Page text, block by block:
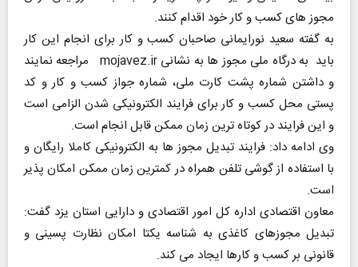
مجوز های کسب و کار خود اقدام کنند.
به گفته سعید نورایمانی صاحبان کسب و کار برای انجام این کار
باید به درگاه ملی مجوز ها به نشانی mojavez.ir مراجعه نمایند
و داشتن شماره پشت کارت ملی، شماره جواز کسب و کار و کد
پستی محل کسب و کار برای فرایند الکترونیکی شدن الزامی است
و این فرایند در کوتاه ترین زمان ممکن قابل انجام است.
وی ادامه داد: فرایند تبدیل مجوز ها به الکترونیکی کاملا رایگان و
با استفاده از گوشی تلفن همراه در کمترین زمان ممکن امکان پذیر
است.
معاون اقتصادی اداره کل امور اقتصادی و دارایی استان یزد گفت:
تبدیل مجوزهای کاغذی به شناسه یکتا امکان نظارت پسینی و
قانونی بر کسب و کارها ایجاد می کند.